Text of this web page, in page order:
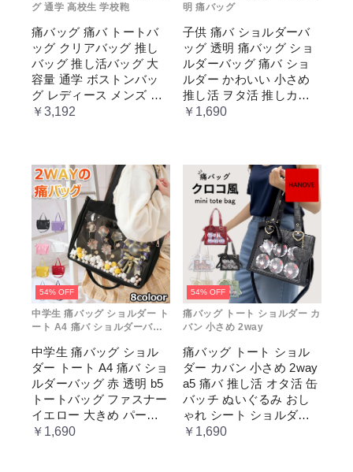
グ 通学 高校生 学校鞄
痛バッグ 痛バ トートバ
ッグ クリアバッグ 推し
バッグ 推し活バッグ 大
容量 通学 ボストンバッ
グ レディース メンズ 男
女兼用 学生 スクール 透
￥3,192
明 痛バッグ
子供 痛バ ショルダーバ
ッグ 透明 痛バッグ ショ
ルダーバッグ 痛バ ショ
ルダー かわいい 小さめ
推し活 ヲタ活 推しカラ
ー 推し色 肩掛け レディ
￥1,690
54% OFF
中学生 痛バッグ ショルダー ト
ート A4 痛バ ショルダーバッ
中学生 痛バッグ ショル
ダー トート A4 痛バ ショ
ルダーバッグ 赤 透明 b5
トートバッグ ファスナー
イエロー 大きめ パープ
ル 水色 いたばっく 痛バ
￥1,690
54% OFF
痛バッグ トート ショルダー カ
バン 小さめ 2way
痛バッグ トート ショル
ダー カバン 小さめ 2way
a5 痛バ 推し活 オタ活 缶
バッチ ぬいぐるみ おし
ゃれ シート ショルダー
バッグ 透明 ポケット ク
￥1,690